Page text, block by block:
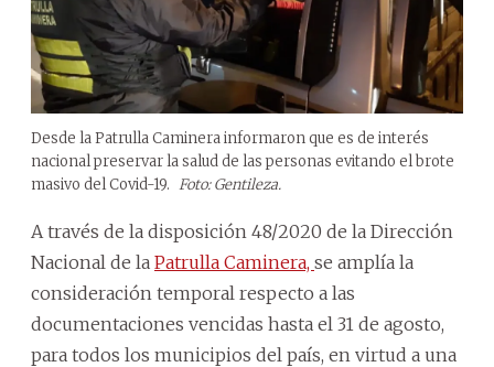
Desde la Patrulla Caminera informaron que es de interés
nacional preservar la salud de las personas evitando el brote
masivo del Covid-19. Foto: Gentileza.
A través de la disposición 48/2020 de la Dirección
Nacional de la Patrulla Caminera, se amplía la
consideración temporal respecto a las
documentaciones vencidas hasta el 31 de agosto,
para todos los municipios del país, en virtud a una